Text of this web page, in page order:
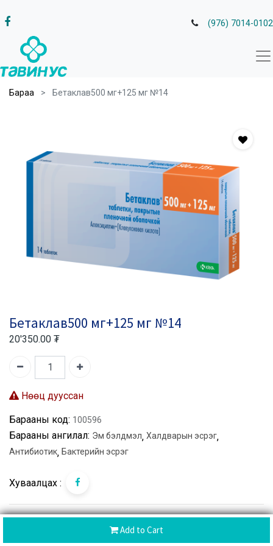
(976) 7014-0102
Бараа Бетаклав500 мг+125 мг №14
Add to Cart
Бетаклав500 мг+125 мг №14
20'350.00 ₮
Нөөц дууссан
Барааны код: 100596
Барааны ангилал: Эм бэлдмэл, Халдварын эсрэг,
Антибиотик, Бактерийн эсрэг
Хуваалцах :
Хүргэлтийн дараа төлбөр